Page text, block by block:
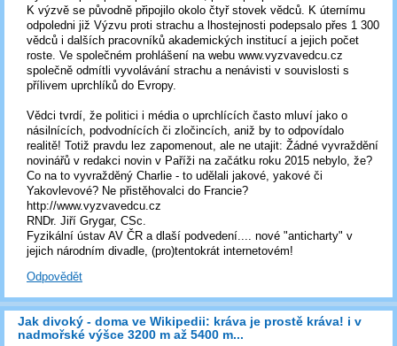
K výzvě se původně připojilo okolo čtyř stovek vědců. K úternímu
odpoledni již Výzvu proti strachu a lhostejnosti podepsalo přes 1 300
vědců i dalších pracovníků akademických institucí a jejich počet
roste. Ve společném prohlášení na webu www.vyzvavedcu.cz
společně odmítli vyvolávání strachu a nenávisti v souvislosti s
přílivem uprchlíků do Evropy.
Vědci tvrdí, že politici i média o uprchlících často mluví jako o
násilnících, podvodnících či zločincích, aniž by to odpovídalo
realitě! Totiž pravdu lez zapomenout, ale ne utajit: Žádné vyvraždění
novinářů v redakci novin v Paříži na začátku roku 2015 nebylo, že?
Co na to vyvražděný Charlie - to udělali jakové, yakové či
Yakovlevové? Ne přistěhovalci do Francie?
http://www.vyzvavedcu.cz
RNDr. Jiří Grygar, CSc.
Fyzikální ústav AV ČR a dlaší podvedení.... nové "anticharty" v
jejich národním divadle, (pro)tentokrát internetovém!
Odpovědět
Jak divoký - doma ve Wikipedii: kráva je prostě kráva! i v
nadmořské výšce 3200 m až 5400 m...